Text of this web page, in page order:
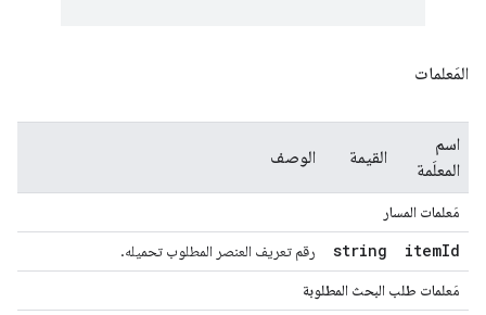
المَعلمات
اسم
المعلَمة
القيمة الوصف
مَعلمات المسار
itemId
string
رقم تعريف العنصر المطلوب تحميله.
مَعلمات طلب البحث المطلوبة